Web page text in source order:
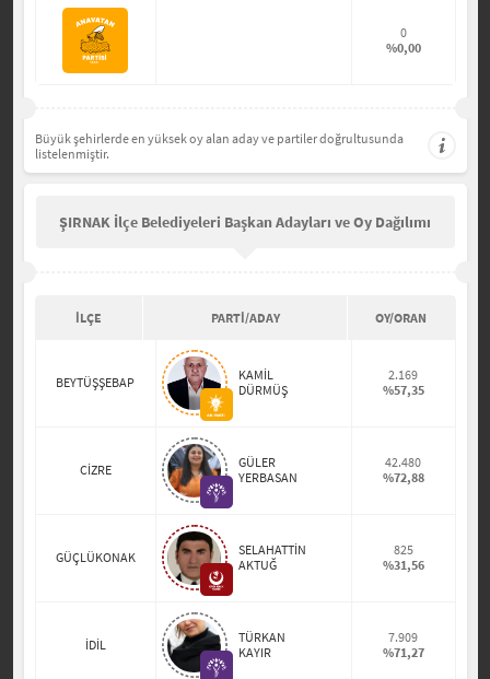
0
%0,00
Büyük şehirlerde en yüksek oy alan aday ve partiler doğrultusunda
listelenmiştir.
ŞIRNAK İlçe Belediyeleri Başkan Adayları ve Oy Dağılımı
İLÇE PARTİ/ADAY OY/ORAN
BEYTÜŞŞEBAP
KAMİL
DÜRMÜŞ
2.169
%57,35
CİZRE
GÜLER
YERBASAN
42.480
%72,88
GÜÇLÜKONAK
SELAHATTİN
AKTUĞ
825
%31,56
İDİL
TÜRKAN
KAYIR
7.909
%71,27